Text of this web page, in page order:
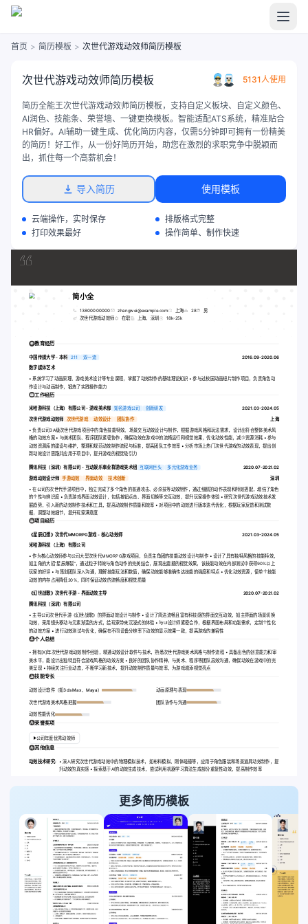
首页 > 简历模板 > 次世代游戏动效师简历模板
次世代游戏动效师简历模板 5131人使用
简历全能王次世代游戏动效师简历模板，支持自定义板块、自定义颜色、
AI润色、技能条、荣誉墙、一键更换模板。智能适配ATS系统，精准贴合
HR偏好。AI辅助一键生成、优化简历内容，仅需5分钟即可拥有一份精美
的简历！好工作，从一份好简历开始，助您在激烈的求职竞争中脱颖而
出，抓住每一个高薪机会！
导入简历 使用模板
云端操作，实时保存
排版格式完整
打印效果最好
操作简单、制作快速
简小全
13800000000 zhangwei@example.com 上海 28 男
次世代游戏动效师 在职 上海、深圳 18k-25k
教育经历
中国传媒大学 - 本科 211 双一流 2016.09-2020.06
数字媒体艺术
• 系统学习了动画原理、游戏美术设计等专业课程，掌握了动效制作的基础理论知识 • 参与过校园动画短片制作项目，负责角色动
作设计与动画制作，锻炼了实践操作能力
工作经历
米哈游科技（上海）有限公司 - 游戏美术部 知名游戏公司 创新研发
2021.03-2024.05
次世代游戏动效师 次世代游戏 动效设计 团队协作 上海
• 负责公司3A级次世代游戏项目中的角色技能特效、场景交互动效设计与制作，根据游戏风格和玩法需求，设计出符合整体美术风
格的动效方案 • 与美术团队、程序团队紧密协作，确保动效在游戏中的流畅运行和视觉效果，优化动效性能，减少资源消耗 • 参与
动效资源库的建设与维护，整理和规范动效制作流程与标准，提高团队工作效率 • 分析市场上热门次世代游戏的动效表现，提出创
新动效设计思路并应用于项目中，提升游戏的视觉吸引力
腾讯科技（深圳）有限公司 - 互动娱乐事业群游戏美术组 互联网巨头 多元化游戏业务
2020.07-2021.02
游戏动效设计师 手游动效 界面动效 技术创新 深圳
• 在公司的次世代手游项目中，独立完成了多个角色的普通攻击、必杀技等动效制作，通过细腻的动作表现和特效搭配，增强了角色
的个性与辨识度 • 负责游戏界面动效设计，包括按钮点击、界面切换等交互动效，提升玩家操作体验 • 研究次世代游戏动效技术发
展趋势，引入新的动效制作技术和工具，提高动效制作质量和效率 • 对项目中的动效进行版本迭代优化，根据玩家反馈和测试数
据，调整动效细节，提升玩家满意度
项目经历
《星辰幻想》次世代MMORPG游戏 - 核心动效师 2021.03-2024.05
米哈游科技（上海）有限公司
• 作为核心动效师参与公司大型次世代MMORPG游戏项目，负责主角团的技能动效设计与制作 • 设计了具有独特风格的技能特效，
如主角的大招“星辰爆裂”，通过粒子特效与角色动作的完美结合，展现出震撼的视觉效果，该技能动效在内部测试中获得90%以上
玩家的好评 • 与策划团队深入沟通，理解技能玩法和数值，确保动效能够准确传达技能的强度和特点 • 优化动效资源，使单个技能
动效的内存占用降低20%，同时保证动效的流畅度和视觉质量
《幻世战歌》次世代手游 - 界面动效主导
2020.07-2021.02
腾讯科技（深圳）有限公司
• 主导公司次世代手游《幻世战歌》的界面动效设计与制作 • 设计了简洁流畅且富有科技感的界面交互动效，如主界面的场景切换
动效，采用镜头移动与元素渐变的方式，给玩家带来沉浸式的体验 • 与UI设计师紧密合作，根据界面布局和功能需求，定制个性化
的动效方案 • 进行动效测试与优化，确保在不同设备分辨率下动效的显示效果一致，提高游戏的兼容性
个人总结
• 拥有[X]年次世代游戏动效制作经验，精通动效设计软件与技术，熟悉次世代游戏美术风格与制作流程 • 具备出色的创意能力和审
美水平，能设计出独特且符合游戏风格的动效方案 • 良好的团队协作精神，与美术、程序等团队高效沟通，确保动效在游戏中的完
美呈现 • 持续关注行业动态，不断学习新技术，提升动效制作质量与效率，为游戏增添视觉亮点
技能专长
动效设计软件（如3ds Max、Maya） 动画原理与表现
次世代游戏美术风格把握 团队协作与沟通
动效性能优化
荣誉奖项
公司年度优秀动效师
其他信息
动效技术研究: • 深入研究次世代游戏动效中的物理模拟技术，如布料模拟、刚体碰撞等，应用于角色服装和场景道具动效制作，提
升动效的真实感 • 探索基于AI的动效生成技术，尝试利用机器学习算法生成部分重复性动效，提高制作效率
更多简历模板